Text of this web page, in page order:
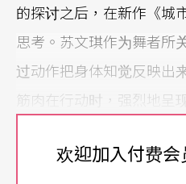
的探讨之后，在新作《城
思考。苏文琪作为舞者所
过动作把身体知觉反映出
筋肉在行动时，强烈地呈
体这样地第一人称化，
此强调「我＝身体」的存
欢迎加入付费